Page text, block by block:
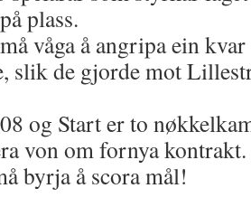
plass.
våga å angripa ein
slik de gjorde mot
og Start er to
von om fornya kontrakt.
byrja å scora mål!